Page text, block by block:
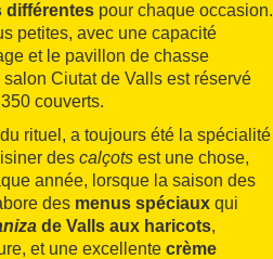
différentes pour chaque occasion.
petites, avec une capacité
et le pavillon de chasse
Ciutat de Valls est réservé
couverts.
rituel, a toujours été la spécialité
des calçots est une chose,
année, lorsque la saison des
des menus spéciaux qui
de Valls aux haricots,
et une excellente crème